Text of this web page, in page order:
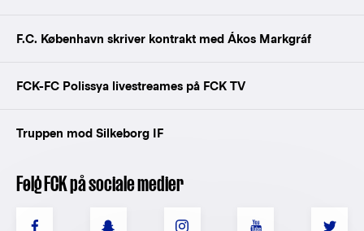
F.C. København skriver kontrakt med Ákos Markgráf
FCK-FC Polissya livestreames på FCK TV
Truppen mod Silkeborg IF
Følg FCK på sociale medier